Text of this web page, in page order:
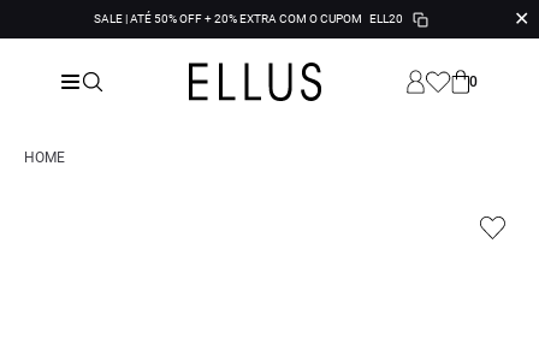
SALE | ATÉ 50% OFF + 20% EXTRA COM O CUPOM ELL20 ✕
0
HOME